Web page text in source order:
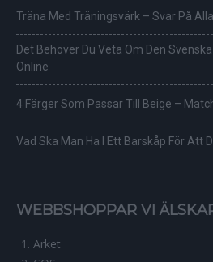
Träna Med Träningsvärk – Svar På
Det Behöver Du Veta Om Den
Online
4 Färger Som Passar Till Beige –
Vad Ska Man Ha I Ett Barskåp För Att
WEBBSHOPPAR VI
Arket